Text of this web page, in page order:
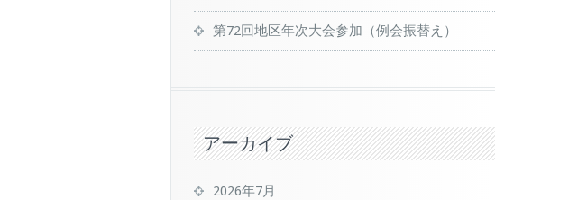
第72回地区年次大会参加（例会振替え）
アーカイブ
2026年7月